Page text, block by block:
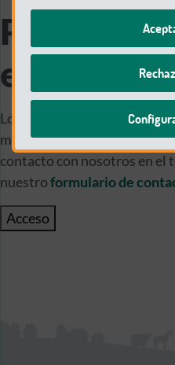
Parece
error
Lo sentimos. Por favor,
minutos. si el problema
contacto con nosotros en el
nuestroformulario de
Acceso
en"configurar cookies".
Te recordamos que
cookies en cualquier